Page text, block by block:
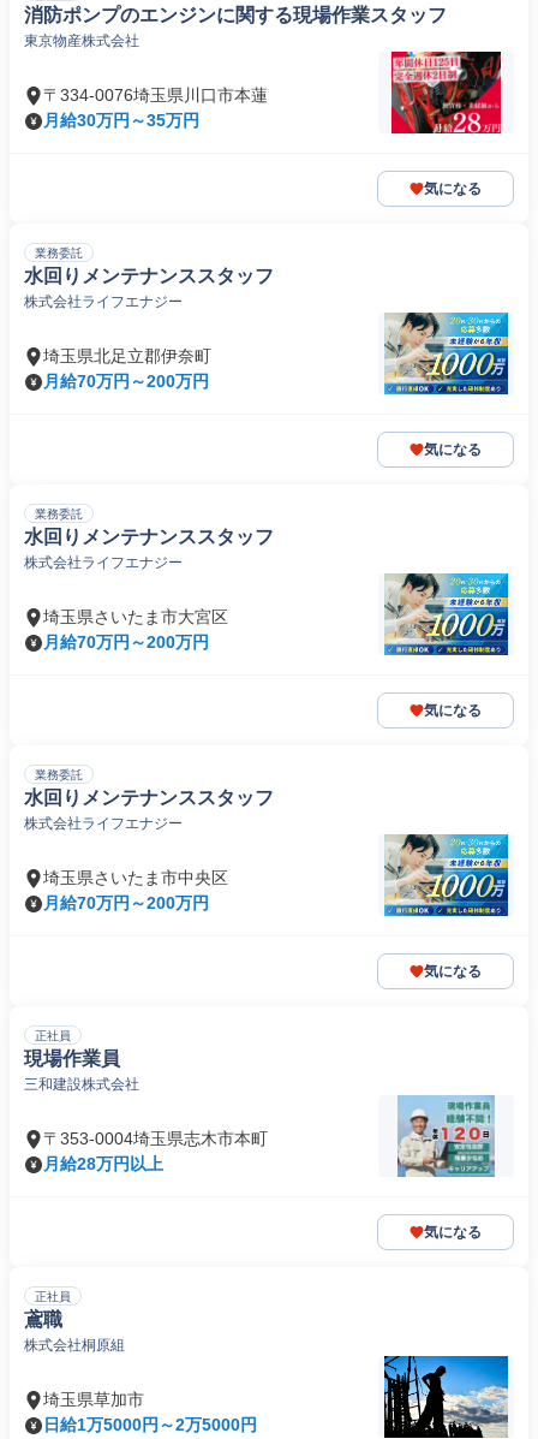
消防ポンプのエンジンに関する現場作業スタッフ
東京物産株式会社
〒334-0076埼玉県川口市本蓮
月給30万円～35万円
気になる
業務委託
水回りメンテナンススタッフ
株式会社ライフエナジー
埼玉県北足立郡伊奈町
月給70万円～200万円
気になる
業務委託
水回りメンテナンススタッフ
株式会社ライフエナジー
埼玉県さいたま市大宮区
月給70万円～200万円
気になる
業務委託
水回りメンテナンススタッフ
株式会社ライフエナジー
埼玉県さいたま市中央区
月給70万円～200万円
気になる
正社員
現場作業員
三和建設株式会社
〒353-0004埼玉県志木市本町
月給28万円以上
気になる
正社員
鳶職
株式会社桐原組
埼玉県草加市
日給1万5000円～2万5000円